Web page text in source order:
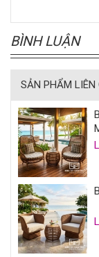
BÌNH LUẬN
SẢN PHẨM LIÊN